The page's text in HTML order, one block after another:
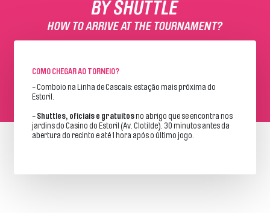
BY SHUTTLE
HOW TO ARRIVE AT THE TOURNAMENT?
COMO CHEGAR AO TORNEIO?
- Comboio na Linha de Cascais: estação mais próxima do
Estoril.
- Shuttles, oficiais e gratuitosno abrigo que se encontra nos
jardins do Casino do Estoril (Av. Clotilde). 30 minutos antes da
abertura do recinto e até 1 hora após o último jogo.